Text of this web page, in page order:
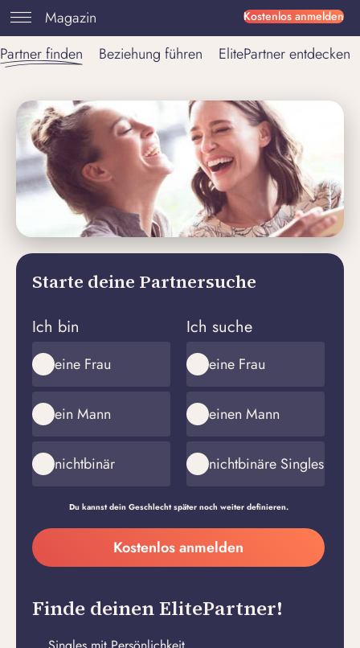
Kostenlos anmelden
Magazin
Partner finden
Beziehung führen ElitePartner entdecken
Starte deine Partnersuche
Ich bin
eine Frau
ein Mann
nichtbinär
Ich suche
eine Frau
einen Mann
nichtbinäre Singles
Du kannst dein Geschlecht später noch weiter definieren.
Meine
E-
Adresse
erstellen
Kostenlos anmelden
Finde deinen ElitePartner!